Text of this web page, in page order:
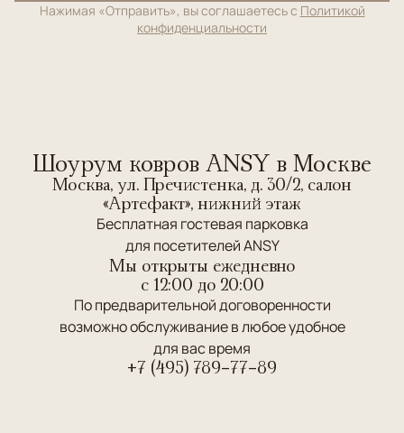
Нажимая «Отправить», вы соглашаетесь с Политикой
конфиденциальности
Шоурум ковров ANSY в Москве
Москва, ул. Пречистенка, д. 30/2, салон
«Артефакт», нижний этаж
Бесплатная гостевая парковка
для посетителей ANSY
Мы открыты ежедневно
c 12:00 до 20:00
По предварительной договоренности
возможно обслуживание в любое удобное
для вас время
+7 (495) 789-77-89